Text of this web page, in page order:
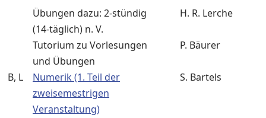
Übungen dazu: 2-stündig
(14-täglich) n. V.
H. R. Lerche
Tutorium zu Vorlesungen
und Übungen
P. Bäurer
B, L
Numerik (1. Teil der
zweisemestrigen
Veranstaltung)
S. Bartels